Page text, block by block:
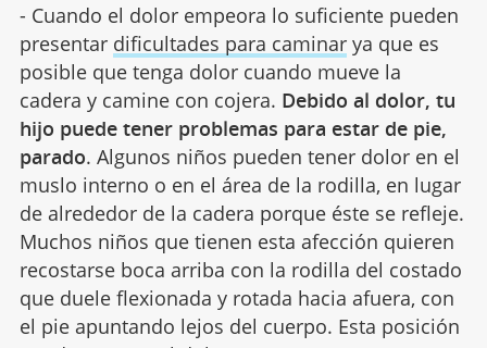
- Cuando el dolor empeora lo suficiente pueden
presentar dificultades para caminarya que es
posible que tenga dolor cuando mueve la
cadera y camine con cojera. Debido al dolor, tu
hijo puede tener problemas para estar de pie,
parado. Algunos niños pueden tener dolor en el
muslo interno o en el área de la rodilla, en lugar
de alrededor de la cadera porque éste se refleje.
Muchos niños que tienen esta afección quieren
recostarse boca arriba con la rodilla del costado
que duele flexionada y rotada hacia afuera, con
el pie apuntando lejos del cuerpo. Esta posición